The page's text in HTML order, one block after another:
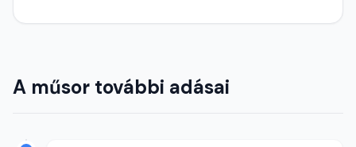
A műsor további adásai